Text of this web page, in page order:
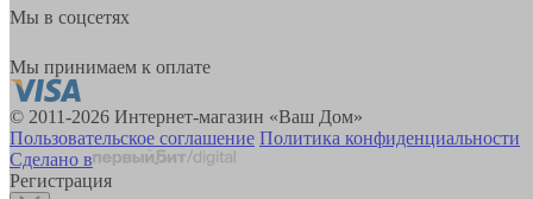
Мы в соцсетях
Мы принимаем к оплате
© 2011-2026 Интернет-магазин «Ваш Дом»
Пользовательское соглашение Политика конфиденциальности
Сделано в
Регистрация